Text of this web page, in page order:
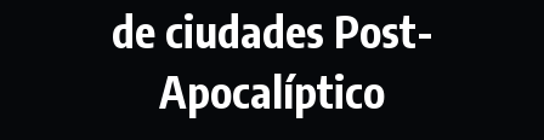
de ciudades Post-
Apocalíptico